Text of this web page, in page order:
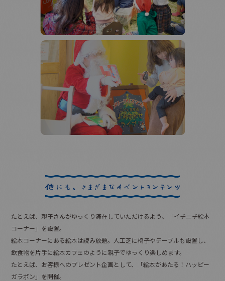
たとえば、親子さんがゆっくり滞在していただけるよう、「イチニチ絵本
コーナー」を設置。
絵本コーナーにある絵本は読み放題。人工芝に椅子やテーブルも設置し、
飲食物を片手に絵本カフェのように親子でゆっくり楽しめます。
たとえば、お客様へのプレゼント企画として、「絵本があたる！ハッピー
ガラポン」を開催。